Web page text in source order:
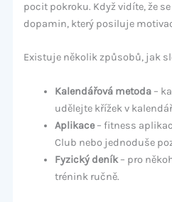
pocit pokroku. Když vidíte, že
dopamin, který posiluje
Existuje několik způsobů, jak
Kalendářová metoda–
udělejte křížek v
Aplikace– fitness
Club nebo jednoduše
Fyzický deník– pro
trénink ručně.